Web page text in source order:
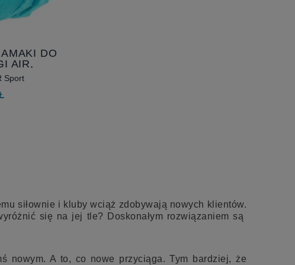
DO
AIR,
CM
Sport
siłownie i kluby wciąż zdobywają nowych klientów.
się na jej tle? Doskonałym rozwiązaniem są
nowym. A to, co nowe przyciąga. Tym bardziej, że